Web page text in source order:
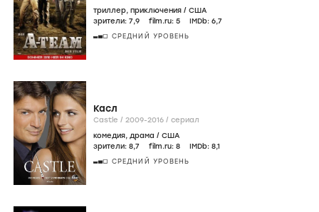
триллер, приключения / США
зрители: 7,9 film.ru: 5 IMDb: 6,7
СРЕДНИЙ УРОВЕНЬ
Касл
Castle / 2009-2016 / сериал
комедия, драма / США
зрители: 8,7 film.ru: 8 IMDb: 8,1
СРЕДНИЙ УРОВЕНЬ